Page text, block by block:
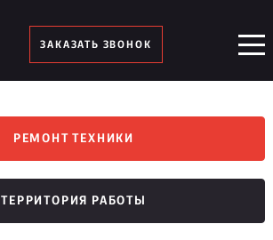
ЗАКАЗАТЬ ЗВОНОК
РЕМОНТ ТЕХНИКИ
ТЕРРИТОРИЯ РАБОТЫ